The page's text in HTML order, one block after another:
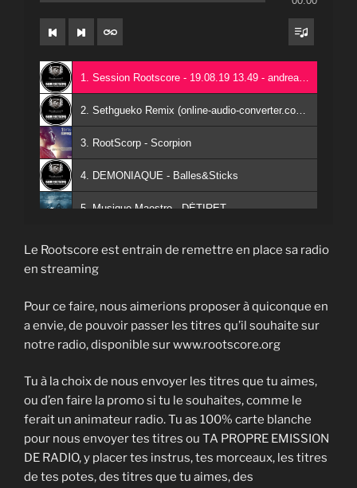
3. RootScorp - Scorpion
4. DEMONIAQUE - Balles&Sticks
5. Musique Maestro - DÉTIRET
7. Monde de Fous - Don Gaucho
8. Love song ft Flo - jafari mangach
9. Au delà des apparences - Koriace
11. C'est parti d'rien feat Graindsable - Neka
12. #LPTTF - Jeff Le Nerf
Le Rootscore est entrain de remettre en place sa radio
en streaming
Pour ce faire, nous aimerions proposer à quiconque en
a envie, de pouvoir passer les titres qu’il souhaite sur
notre radio, disponible sur www.rootscore.org
Tu à la choix de nous envoyer les titres que tu aimes,
ou d’en faire la promo si tu le souhaites, comme le
ferait un animateur radio. Tu as 100% carte blanche
pour nous envoyer tes titres ou TA PROPRE EMISSION
DE RADIO, y placer tes instrus, tes morceaux, les titres
de tes potes, des titres que tu aimes, des